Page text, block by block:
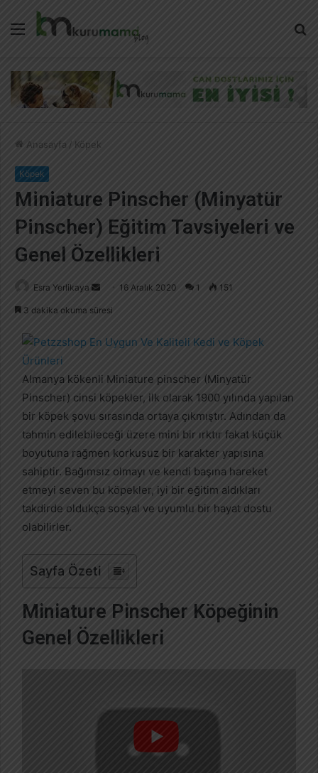
Menü
Anasayfa / Köpek
Köpek
Miniature Pinscher (Minyatür
Pinscher) Eğitim Tavsiyeleri ve
Genel Özellikleri
Esra Yerlikaya
e
t
a
g
ö
n
d
16 Aralık 2020 1 151
3 dakika okuma süresi
Almanya kökenli Miniature pinscher (Minyatür
Pinscher) cinsi köpekler, ilk olarak 1900 yılında yapılan
bir köpek şovu sırasında ortaya çıkmıştır. Adından da
tahmin edilebileceği üzere mini bir ırktır fakat küçük
boyutuna rağmen korkusuz bir karakter yapısına
sahiptir. Bağımsız olmayı ve kendi başına hareket
etmeyi seven bu köpekler, iyi bir eğitim aldıkları
takdirde oldukça sosyal ve uyumlu bir hayat dostu
olabilirler.
Sayfa Özeti
Miniature Pinscher Köpeğinin
Genel Özellikleri